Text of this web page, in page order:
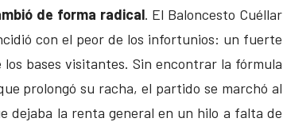
de forma radical. El Baloncesto Cuéllar
con el peor de los infortunios: un fuerte
bases visitantes. Sin encontrar la fórmula
prolongó su racha, el partido se marchó al
dejaba la renta general en un hilo a falta de